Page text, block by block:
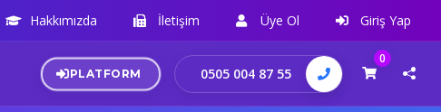
Hakkımızda İletişim Üye Ol Giriş Yap
PLATFORM 0505 004 87 55
0